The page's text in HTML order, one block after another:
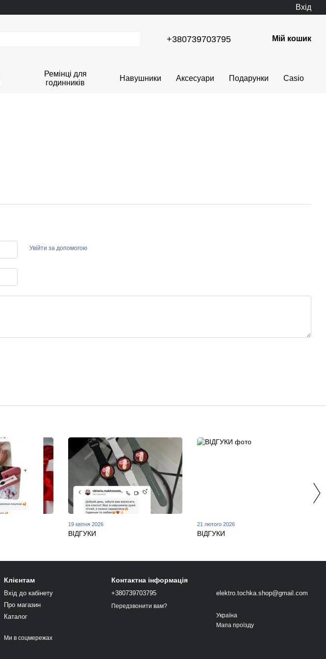
Вхід
+380739703795 Мій кошик
Ремінці для
годинників
Навушники Аксесуари Подарунки Casio
Увійти за допомогою
19 квітня 2026
ВІДГУКИ
21 лютого 2026
ВІДГУКИ
Клієнтам
Вхід до кабінету
Про магазин
Каталог
Ми в соцмережах
Контактна інформація
+380739703795
Передзвонити вам?
elektro.tochka.shop@gmail.com
Україна
Мапа проїзду